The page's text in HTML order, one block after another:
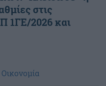
στις
1ΓΕ/2026 και
Οικονομία